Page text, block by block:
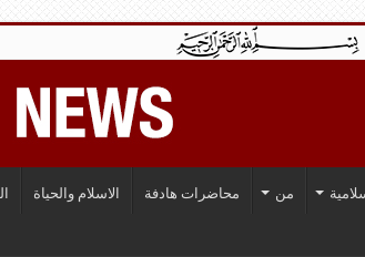
من محاضرات هادفة الاسلام والحياة